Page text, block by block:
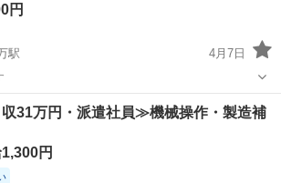
円
駅
4月7日
十万駅 季節、空調家電 レトロ
31万円・派遣社員≫機械操作・製造補
円